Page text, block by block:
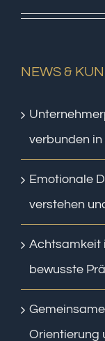
NEWS &
verbunden
Emotionale
verstehen
Achtsamkeit
bewusste
Orientierung